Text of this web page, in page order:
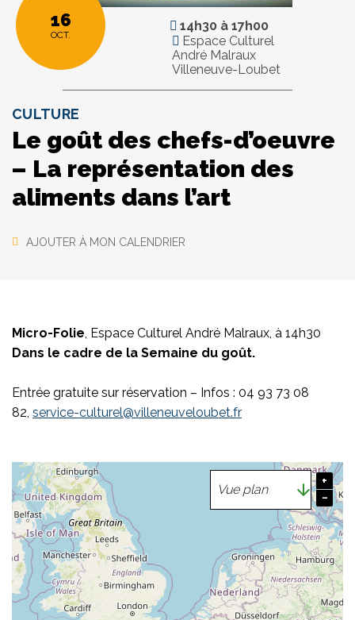
16
OCT.
14h30 à 17h00
Espace Culturel
André Malraux
Villeneuve-Loubet
CULTURE
Le goût des chefs-d’oeuvre
– La représentation des
aliments dans l’art
AJOUTER À MON CALENDRIER
Micro-Folie, Espace Culturel André Malraux, à 14h30
Dans le cadre de la Semaine du goût.
Entrée gratuite sur réservation – Infos : 04 93 73 08
82, service-culturel@villeneuveloubet.fr
+
−